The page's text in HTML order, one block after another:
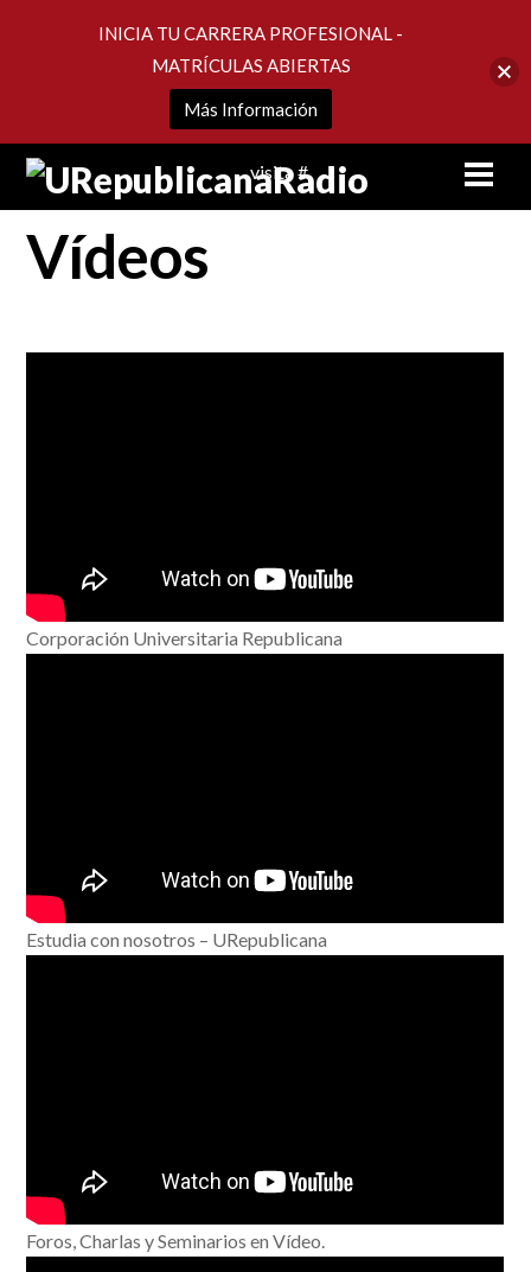
Skip
visita #
Vídeos
Corporación Universitaria Republicana
Estudia con nosotros – URepublicana
Foros, Charlas y Seminarios en Vídeo.
INICIA TU CARRERA PROFESIONAL -
MATRÍCULAS ABIERTAS
Más Información